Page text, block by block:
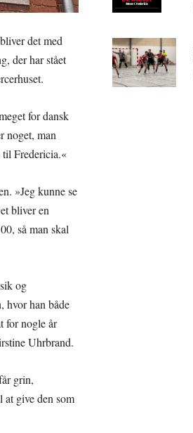
det med
der har stået
for dansk
noget, man
til Fredericia.«
»Jeg kunne se
bliver en
så man skal
og
hvor han både
for nogle år
Uhrbrand.
grin,
at give den som